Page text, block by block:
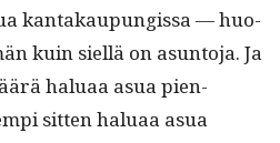
kan­takaupungis­sa — huo­
kuin siel­lä on asun­to­ja. Ja
halu­aa asua pien­
sit­ten halu­aa asua